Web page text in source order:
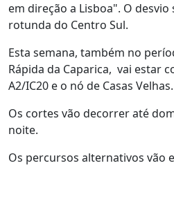
em direção a Lisboa". O
rotunda do Centro Sul.
Esta semana, também no
Rápida da Caparica, vai estar
A2/IC20 e o nó de Casas Velhas.
Os cortes vão decorrer até
noite.
Os percursos alternativos vão